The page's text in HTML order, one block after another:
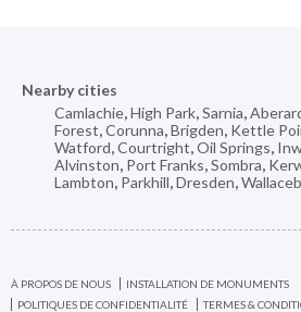
Nearby cities
Camlachie,High Park,Sarnia,
Forest,Corunna,Brigden, Kettle
Watford,Courtright,Oil Springs,
Alvinston, Port Franks,Sombra,
Lambton, Parkhill,Dresden,
À PROPOS DE NOUS
INSTALLATION DE MONUMENTS
POLITIQUES DE CONFIDENTIALITÉ
TERMES &